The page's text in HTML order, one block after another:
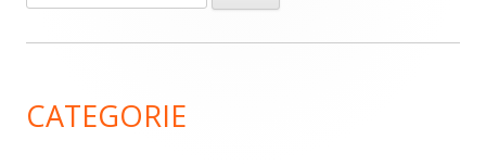
laterale
per:
CATEGORIE